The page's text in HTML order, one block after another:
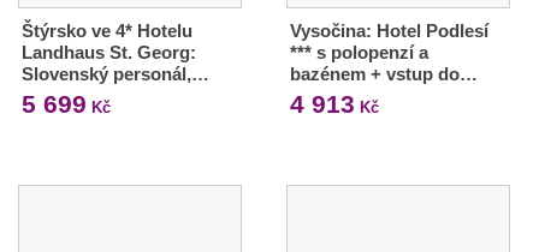
Štýrsko ve 4* Hotelu
Landhaus St. Georg:
Slovenský personál,…
5 699 Kč
Vysočina: Hotel Podlesí
*** s polopenzí a
bazénem + vstup do…
4 913 Kč